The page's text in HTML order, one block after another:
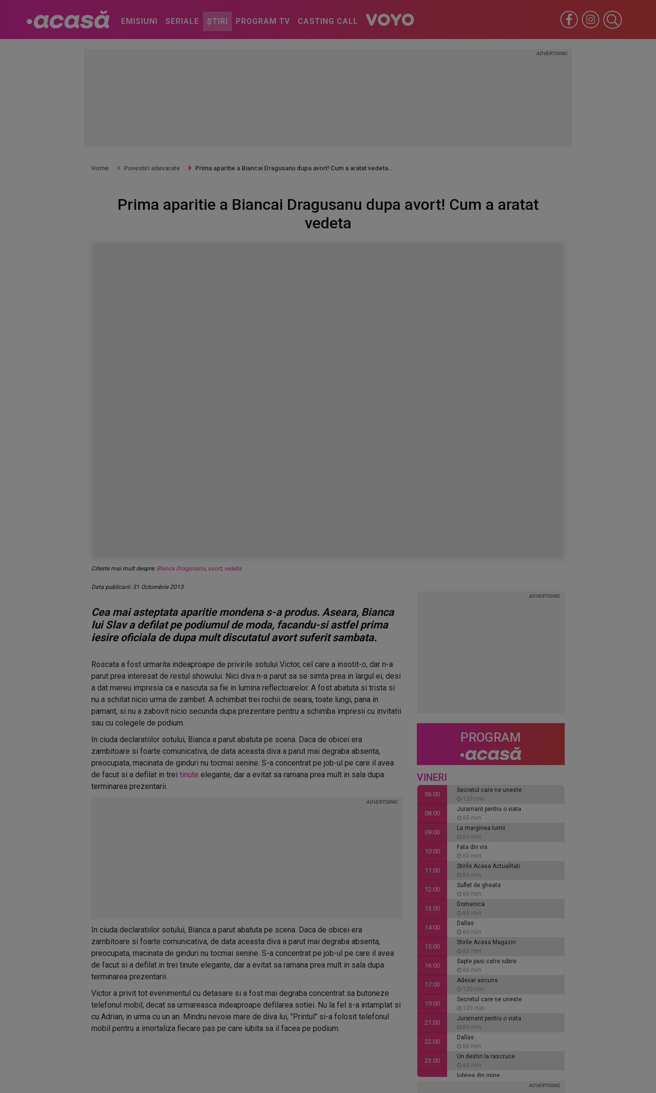
EMISIUNI SERIALE ȘTIRI PROGRAM TV CASTING CALL
Home Povestiri adevarate Prima aparitie a Biancai Dragusanu dupa avort! Cum a aratat vedeta
Prima aparitie a Biancai Dragusanu dupa avort! Cum a aratat
vedeta
Citeste mai mult despre: Bianca Dragusanu, avort, vedeta
Data publicarii: 31 Octombrie 2013
Cea mai asteptata aparitie mondena s-a produs. Aseara, Bianca
lui Slav a defilat pe podiumul de moda, facandu-si astfel prima
iesire oficiala de dupa mult discutatul avort suferit sambata.
Roscata a fost urmarita indeaproape de privirile sotului Victor, cel care a insotit-o, dar n-a
parut prea interesat de restul showului. Nici diva n-a parut sa se simta prea in largul ei, desi
a dat mereu impresia ca e nascuta sa fie in lumina reflectoarelor. A fost abatuta si trista si
nu a schitat nicio urma de zambet. A schimbat trei rochii de seara, toate lungi, pana in
pamant, si nu a zabovit nicio secunda dupa prezentare pentru a schimba impresii cu invitatii
sau cu colegele de podium.
In ciuda declaratiilor sotului, Bianca a parut abatuta pe scena. Daca de obicei era
zambitoare si foarte comunicativa, de data aceasta diva a parut mai degraba absenta,
preocupata, macinata de ginduri nu tocmai senine. S-a concentrat pe job-ul pe care il avea
de facut si a defilat in trei tinute elegante, dar a evitat sa ramana prea mult in sala dupa
terminarea prezentarii.
In ciuda declaratiilor sotului, Bianca a parut abatuta pe scena. Daca de obicei era
zambitoare si foarte comunicativa, de data aceasta diva a parut mai degraba absenta,
preocupata, macinata de ginduri nu tocmai senine. S-a concentrat pe job-ul pe care il avea
de facut si a defilat in trei tinute elegante, dar a evitat sa ramana prea mult in sala dupa
terminarea prezentarii.
Victor a privit tot evenimentul cu detasare si a fost mai degraba concentrat sa butoneze
telefonul mobil, decat sa urmareasca indeaproape defilarea sotiei. Nu la fel s-a intamplat si
cu Adrian, in urma cu un an. Mindru nevoie mare de diva lui, "Printul" si-a folosit telefonul
mobil pentru a imortaliza fiecare pas pe care iubita sa il facea pe podium.
PROGRAM
VINERI
06:00
Secretul care ne uneste
120 min
08:00
Juramant pentru o viata
60 min
09:00
La marginea lumii
60 min
10:00
Fata din vis
60 min
11:00
Stirile Acasa Actualitati
60 min
12:00
Suflet de gheata
60 min
13:00
Domenica
60 min
14:00
Dallas
60 min
15:00
Stirile Acasa Magazin
60 min
16:00
Sapte pasi catre iubire
60 min
17:00
Adevar ascuns
120 min
19:00
Secretul care ne uneste
120 min
21:00
Juramant pentru o viata
60 min
22:00
Dallas
60 min
23:00
Un destin la rascruce
60 min
Iubirea din mine